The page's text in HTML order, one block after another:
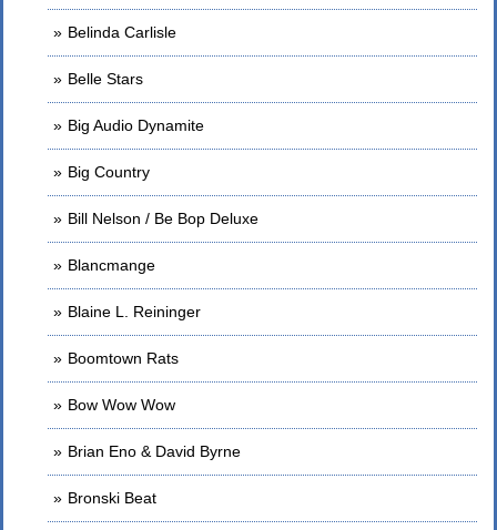
Belinda Carlisle
Belle Stars
Big Audio Dynamite
Big Country
Bill Nelson / Be Bop Deluxe
Blancmange
Blaine L. Reininger
Boomtown Rats
Bow Wow Wow
Brian Eno & David Byrne
Bronski Beat